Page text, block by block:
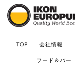
TOP 会社情報
フード＆バー